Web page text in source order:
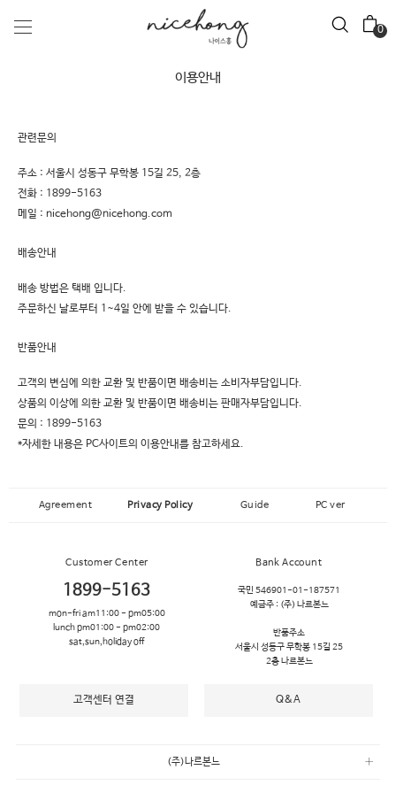
0
이용안내
관련문의
주소 : 서울시 성동구 무학봉 15길 25, 2층
전화 : 1899-5163
메일 : nicehong@nicehong.com
배송안내
배송 방법은 택배 입니다.
주문하신 날로부터 1~4일 안에 받을 수 있습니다.
반품안내
고객의 변심에 의한 교환 및 반품이면 배송비는 소비자부담입니다.
상품의 이상에 의한 교환 및 반품이면 배송비는 판매자부담입니다.
문의 : 1899-5163
*자세한 내용은 PC사이트의 이용안내를 참고하세요.
Agreement Privacy Policy Guide PC ver
Customer Center
1899-5163
mon-fri am11:00 - pm05:00
lunch pm01:00 - pm02:00
sat,sun,holiday off
Bank Account
국민 546901-01-187571
예금주 : (주) 나르본느
반품주소
서울시 성동구 무학봉 15길 25
2층 나르본느
고객센터 연결 Q&A
(주)나르본느